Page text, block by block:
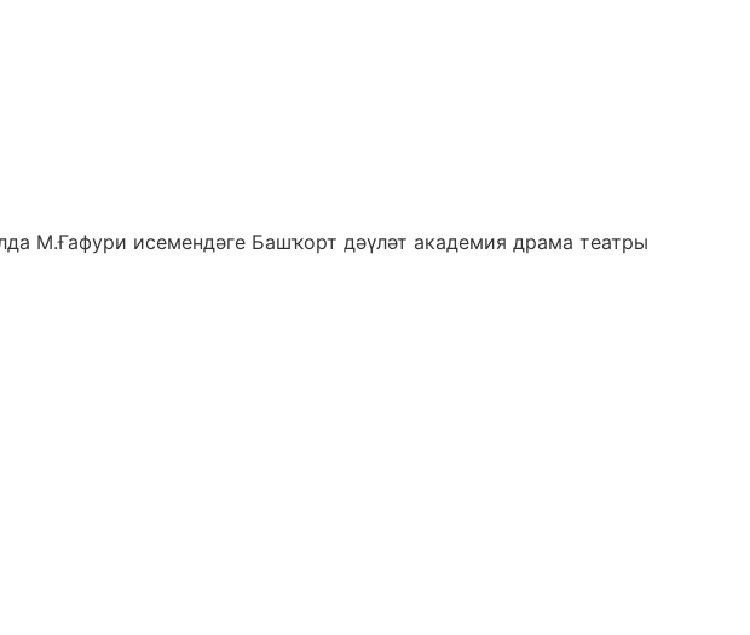
М.Ғафури исемендәге Башҡорт дәүләт академия драма театры